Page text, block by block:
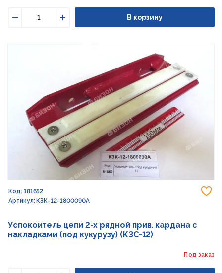
Увеличить
В корзину
Код: 181652
Артикул: КЗК-12-1800090А
Успокоитель цепи 2-х рядной прив. кардана с
накладками (под кукурузу) (КЗС-12)
Под заказ